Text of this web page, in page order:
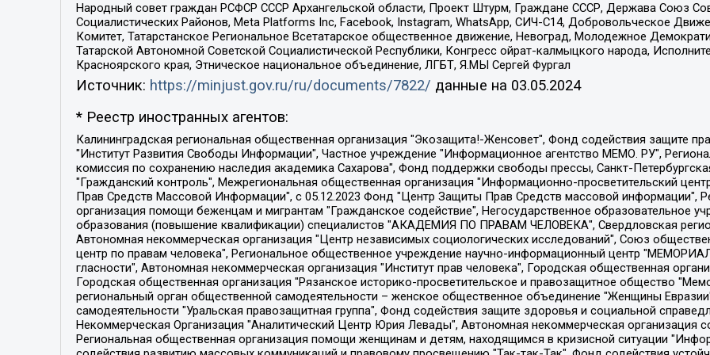
Народный совет граждан РСФСР СССР Архангельской области, Проект Штурм, Граждане СССР, Держава Союз
Социалистических Районов, Meta Platforms Inc, Facebook, Instagram, WhatsApp, СИЧ-С14, Добровольческое
Комитет, Татарстанское Региональное Всетатарское общественное движение, Невоград, Молодежное
Татарской Автономной Советской Социалистической Республики, Конгресс ойрат-калмыцкого народа,
Красноярского края, Этническое национальное объединение, ЛГБТ, Я.МЫ Сергей Фургал
Источник: https://minjust.gov.ru/ru/documents/7822/ данные на 03.05.2024
* Реестр иностранных агентов:
Калининградская региональная общественная организация "Экозащита!-Женсовет", Фонд содействия защите прав и свобод граждан "Общественный вердикт", Фонд "Институт Развития Свободы Информации", Частное учреждение "Информационное агентство МЕМО. РУ", Региональная общественная организация "Общественная комиссия по сохранению наследия академика Сахарова", Фонд поддержки свободы прессы, Санкт-Петербургская общественная правозащитная организация "Гражданский контроль", Межрегиональная общественная организация "Информационно-просветительский центр "Мемориал", Региональный Фонд "Центр Защиты Прав Средств Массовой Информации", с 05.12.2023 Фонд "Центр Защиты Прав Средств массовой информации", Региональная общественная благотворительная организация помощи беженцам и мигрантам "Гражданское содействие", Негосударственное образовательное учреждение дополнительного профессионального образования (повышение квалификации) специалистов "АКАДЕМИЯ ПО ПРАВАМ ЧЕЛОВЕКА", Свердловская региональная общественная организация "Сутяжник", Автономная некоммерческая организация "Центр независимых социологических исследований", Союз общественных объединений "Российский исследовательский центр по правам человека", Региональное общественное учреждение научно-информационный центр "МЕМОРИАЛ", Некоммерческая организация "Фонд защиты гласности", Автономная некоммерческая организация "Институт прав человека", Городская общественная организация "Екатеринбургское общество "МЕМОРИАЛ", Городская общественная организация "Рязанское историко-просветительское и правозащитное общество "Мемориал" (Рязанский Мемориал), Челябинский региональный орган общественной самодеятельности – женское общественное объединение "Женщины Евразии", Челябинский региональный орган общественной самодеятельности "Уральская правозащитная группа", Фонд содействия защите здоровья и социальной справедливости имени Андрея Рылькова, Автономная Некоммерческая Организация "Аналитический Центр Юрия Левады", Автономная некоммерческая организация социальной поддержки населения "Проект Апрель", Региональная общественная организация помощи женщинам и детям, находящимся в кризисной ситуации "Информационно-методический центр "Анна", Фонд содействия развитию массовых коммуникаций и правовому просвещению "Так-так-Так", Фонд содействия устойчивому развитию "Серебряная тайга", Свердловский региональный общественный фонд социальных проектов "Новое время", "Idel.Реалии", Кавказ.Реалии, Крым.Реалии, Телеканал Настоящее Время, Татаро-башкирская служба Радио Свобода (Azatliq Radiosi), Радио Свободная Европа/Радио Свобода (PCE/PC), "Сибирь.Реалии", "Фактограф", Благотворительный фонд помощи осужденным и их семьям, Автономная некоммерческая организация "Институт глобализации и социальных движений", Фонд "В защиту прав заключенных", Частное учреждение "Центр поддержки и содействия развитию средств массовой информации", Пензенский региональный общественный благотворительный фонд "Гражданский союз", "Север.Реалии", Некоммерческая организация Фонд "Правовая инициатива", Общество с ограниченной ответственностью "Радио Свободная Европа/Радио Свобода", Чешское информационное агентство "MEDIUM-ORIENT", Красноярская региональная общественная организация "Мы против СПИДа", Камалягин Денис Николаевич, Маркелов Сергей Евгеньевич, Пономарев Лев Александрович, Савицкая Людмила Алексеевна, Автономная некоммерческая организация "Центр по работе с проблемой насилия "НАСИЛИЮ.НЕТ", Межрегиональный профессиональный союз работников здравоохранения "Альянс врачей", Юридическое лицо, зарегистрированное в Латвийской Республике, SIA "Medusa Project" (регистрационный номер 40103797863, дата регистрации 10.06.2014), Некоммерческая организация "Фонд по борьбе с коррупцией", Автономная некоммерческая организация "Институт права и публичной политики", Баданин Роман Сергеевич, Гликин Максим Александрович, Железнова Мария Михайловна, Лукьянова Юлия Сергеевна, Маетная Елизавета Витальевна, Маняхин Петр Борисович, Чуракова Ольга Владимировна, Ярош Юлия Петровна, Юридическое лицо "The Insider SIA", зарегистрированное в Риге, Латвийская Республика (дата регистрации 26.06.2015), являющееся администратором доменного имени интернет-издания "The Insider SIA", https://theins.ru, Постернак Алексей Евгеньевич, Рубин Михаил Аркадьевич, Анин Роман Александрович, Юридическое лицо Istories fonds, зарегистрированное в Латвийской Республике (регистрационный номер 50008295751, дата регистрации 24.02.2020), Великовский Дмитрий Александрович, Долинина Ирина Николаевна, Мароховская Алеся Алексеевна, Шлейнов Роман Юрьевич, Шмагун Олеся Валентиновна, Общество с ограниченной ответственностью "Альтаир 2021", Общество с ограниченной ответственностью "Вега 2021", Общество с ограниченной ответственностью "Главный редактор 2021", Общество с ограниченной ответственностью "Ромашки монолит", Важенков Артем Валерьевич, Ивановская областная общественная организация "Центр гендерных исследований", Гурман Юрий Альбертович, Медиапроект "ОВД-Инфо", Егоров Владимир Владимирович, Жилинский Владимир Александрович, Общество с ограниченной ответственностью "ЗП", Иванова София Юрьевна, Карезина Инна Павловна, Кильтау Екатерина Викторовна, Петров Алексей Викторович, Пискунов Сергей Евгеньевич, Смирнов Сергей Сергеевич, Тихонов Михаил Сергеевич, Общество с ограниченной ответственностью "ЖУРНАЛИСТ-ИНОСТРАННЫЙ АГЕНТ", Арапова Галина Юрьевна, Вольтская Татьяна Анатольевна, Американская компания "Mason G.E.S. Anonymous Foundation" (США), являющаяся владельцем интернет-издания https://mnews.world/, Компания "Stichting Bellingcat", зарегистрированная в Нидерландах (дата регистрации 11.07.2018), Захаров Андрей Вячеславович, Клепиковская Екатерина Дмитриевна, Общество с ограниченной ответственностью "МЕМО", Перл Роман Александрович, Симонов Евгений Алексеевич, Соловьева Елена Анатольевна, Сотников Даниил Владимирович, Сурначева Елизавета Дмитриевна, Автономная некоммерческая организация по защите прав человека и информированию населения "Якутия – Наше Мнение", Общество с ограниченной ответственностью "Москоу диджитал медиа", с 26.01.2023 Общество с ограниченной ответственностью "Чайка Белые сады", Ветошкина Валерия Валерьевна, Заговора Максим Александрович, Межрегиональное общественное движение "Российская ЛГБТ - сеть", Оленичев Максим Владимирович, Павлов Иван Юрьевич, Скворцова Елена Сергеевна, Общество с ограниченной ответственностью "Как бы инагент", Кочетков Игорь Викторович, Общество с ограниченной ответственностью "Честные выборы", Еланчик Олег Александрович, Общество с ограниченной ответственностью "Нобелевский призыв", Гималова Регина Эмилевна, Григорьев Андрей Валерьевич, Григорьева Алина Александровна, Ассоциация по содействию защите прав призывников, альтернативнослужащих и военнослужащих "Правозащитная группа